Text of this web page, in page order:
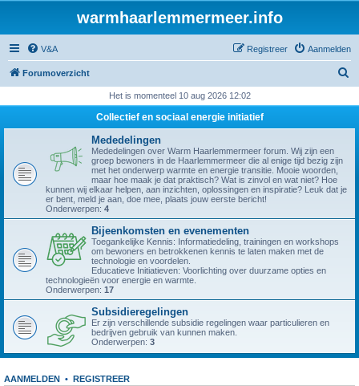
warmhaarlemmermeer.info
V&A Aanmelden
Registreer
Forumoverzicht
k
Het is momenteel 10 aug 2026 12:02
Collectief en sociaal energie initiatief
Mededelingen
Mededelingen over Warm Haarlemmermeer forum. Wij zijn een
groep bewoners in de Haarlemmermeer die al enige tijd bezig zijn
met het onderwerp warmte en energie transitie. Mooie woorden,
maar hoe maak je dat praktisch? Wat is zinvol en wat niet? Hoe
kunnen wij elkaar helpen, aan inzichten, oplossingen en inspiratie? Leuk dat je
er bent, meld je aan, doe mee, plaats jouw eerste bericht!
Onderwerpen: 4
Bijeenkomsten en evenementen
Toegankelijke Kennis: Informatiedeling, trainingen en workshops
om bewoners en betrokkenen kennis te laten maken met de
technologie en voordelen.
Educatieve Initiatieven: Voorlichting over duurzame opties en
technologieën voor energie en warmte.
Onderwerpen: 17
Subsidieregelingen
Er zijn verschillende subsidie regelingen waar particulieren en
bedrijven gebruik van kunnen maken.
Onderwerpen: 3
AANMELDEN • REGISTREER